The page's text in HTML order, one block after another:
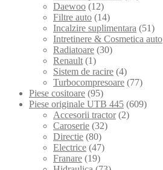
Daewoo (12)
Filtre auto (14)
Incalzire suplimentara (51)
Intretinere & Cosmetica auto
Radiatoare (30)
Renault (1)
Sistem de racire (4)
Turbocompresoare (77)
Piese cositoare (95)
Piese originale UTB 445 (609)
Accesorii tractor (2)
Caroserie (32)
Directie (80)
Electrice (47)
Franare (19)